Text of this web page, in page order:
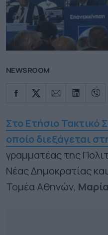
NEWSROOM
Στο Ετήσιο Τακτικό
οποίο διεξάγεται
γραμματέας της
Νέας Δημοκρατίας
Τομέα Αθηνών,